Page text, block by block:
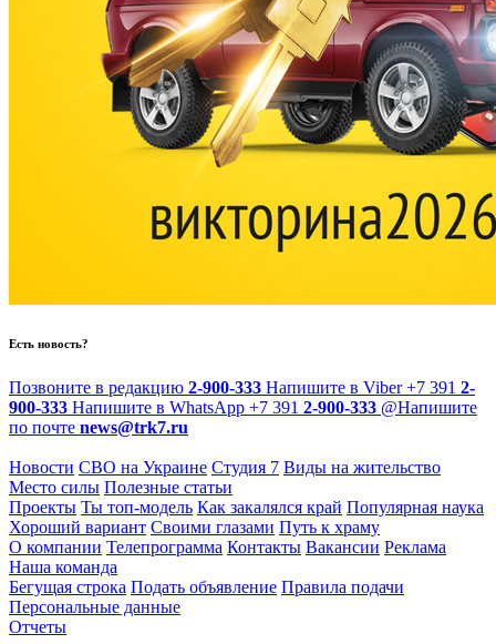
Есть новость?
Позвоните в редакцию 2-900-333 Напишите в Viber +7 391 2-
900-333 Напишите в WhatsApp +7 391 2-900-333 @Напишите
по почте news@trk7.ru
Новости СВО на Украине Студия 7 Виды на жительство
Место силы Полезные статьи
Проекты Ты топ-модель Как закалялся край Популярная наука
Хороший вариант Своими глазами Путь к храму
О компании Телепрограмма Контакты Вакансии Реклама
Наша команда
Бегущая строка Подать объявление Правила подачи
Персональные данные
Отчеты